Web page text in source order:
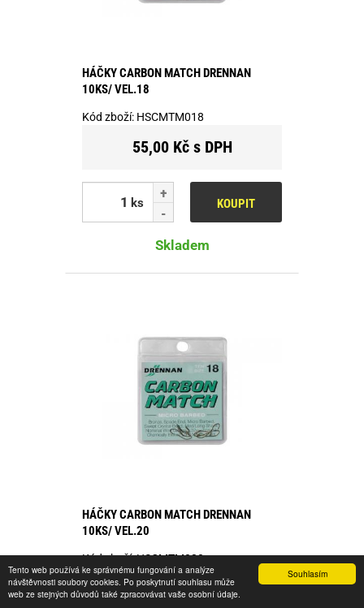
Souhlasím
Tento web používá ke správnému fungování a analýze
návštěvnosti soubory cookies. Po poskytnutí souhlasu může
web ze stejných důvodů také zpracovávat vaše osobní údaje.
HÁČKY CARBON MATCH DRENNAN
10KS/ VEL.18
Kód zboží: HSCMTM018
55,00 Kč s DPH
ks KOUPIT
Skladem
HÁČKY CARBON MATCH DRENNAN
10KS/ VEL.20
Kód zboží:HSCMTM020
55,00 Kč s DPH